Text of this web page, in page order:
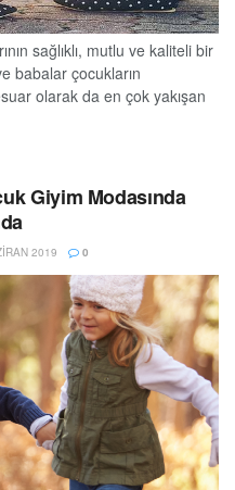
sağlıklı, mutlu ve kaliteli bir
babalar çocukların
olarak da en çok yakışan
İstanbul Anne
‘’çocuklarda trend
yıllarda kız çocuklarına
Giyim Modasında
2019 0